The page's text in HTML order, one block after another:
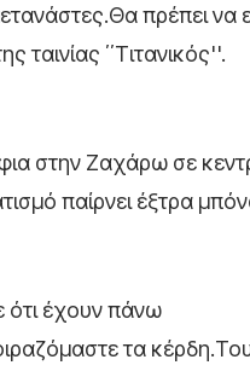
πρέπει να
΄΄Τιτανικός''.
στην Ζαχάρω σε
παίρνει έξτρα
ότι έχουν πάνω
τα